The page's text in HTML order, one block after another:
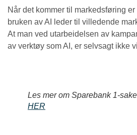
Når det kommer til markedsføring
bruken av AI leder til villedende
At man ved utarbeidelsen av
av verktøy som AI, er selvsagt ikke
Les mer om Sparebank 1-
HER